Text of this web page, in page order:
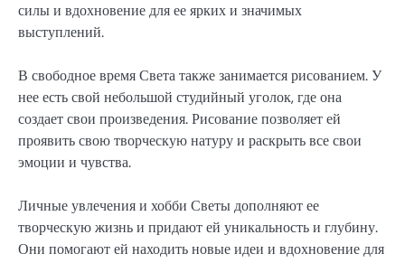
силы и вдохновение для ее ярких и значимых
выступлений.
В свободное время Света также занимается рисованием. У
нее есть свой небольшой студийный уголок, где она
создает свои произведения. Рисование позволяет ей
проявить свою творческую натуру и раскрыть все свои
эмоции и чувства.
Личные увлечения и хобби Светы дополняют ее
творческую жизнь и придают ей уникальность и глубину.
Они помогают ей находить новые идеи и вдохновение для